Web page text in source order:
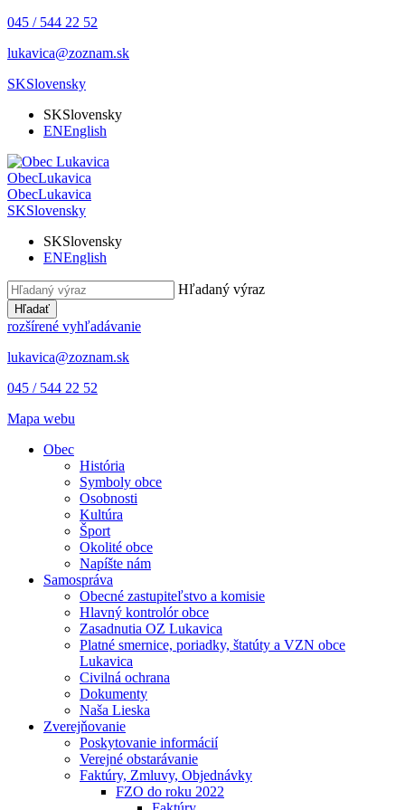
045 / 544 22 52
lukavica@zoznam.sk
SKSlovensky
SKSlovensky
ENEnglish
ObecLukavica
ObecLukavica
SKSlovensky
SKSlovensky
ENEnglish
Hľadaný výraz
Hľadať
rozšírené vyhľadávanie
lukavica@zoznam.sk
045 / 544 22 52
Mapa webu
Obec
História
Symboly obce
Osobnosti
Kultúra
Šport
Okolité obce
Napíšte nám
Samospráva
Obecné zastupiteľstvo a komisie
Hlavný kontrolór obce
Zasadnutia OZ Lukavica
Platné smernice, poriadky, štatúty a VZN obce
Lukavica
Civilná ochrana
Dokumenty
Naša Lieska
Zverejňovanie
Poskytovanie informácií
Verejné obstarávanie
Faktúry, Zmluvy, Objednávky
FZO do roku 2022